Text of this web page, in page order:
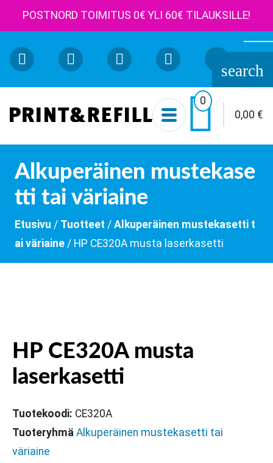
POSTNORD TOIMITUS 0€ YLI 60€ TILAUKSILLE!
Etsi:
search

0
0,00 €
Alkuperäinen mustekase
tti tai väriaine
Etusivu / Tuotteet / Alkuperäinen mustekasetti t
ai väriaine / HP CE320A musta laserkasetti
HP CE320A musta
laserkasetti
Tuotekoodi: CE320A
Tuoteryhmä Alkuperäinen mustekasetti tai
väriaine